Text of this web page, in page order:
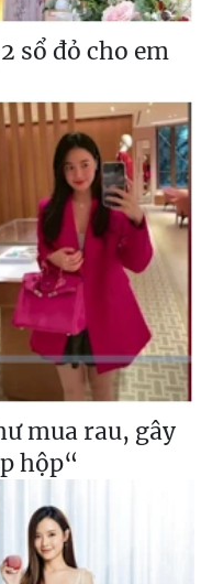
sổ đỏ cho em
mua rau, gây
hộp“